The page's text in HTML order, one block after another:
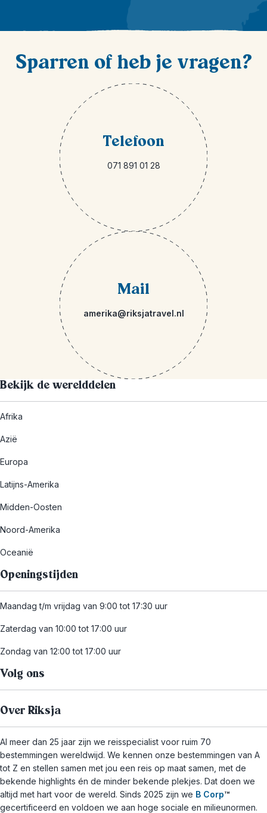
Sparren of heb je vragen?
Telefoon
071 891 01 28
Mail
amerika@riksjatravel.nl
Bekijk de werelddelen
Afrika
Azië
Europa
Latijns-Amerika
Midden-Oosten
Noord-Amerika
Oceanië
Openingstijden
Maandag t/m vrijdag van 9:00 tot 17:30 uur
Zaterdag van 10:00 tot 17:00 uur
Zondag van 12:00 tot 17:00 uur
Volg ons
Over Riksja
Al meer dan 25 jaar zijn we reisspecialist voor ruim 70
bestemmingen wereldwijd. We kennen onze bestemmingen van A
tot Z en stellen samen met jou een reis op maat samen, met de
bekende highlights én de minder bekende plekjes. Dat doen we
altijd met hart voor de wereld. Sinds 2025 zijn we B Corp™
gecertificeerd en voldoen we aan hoge sociale en milieunormen.